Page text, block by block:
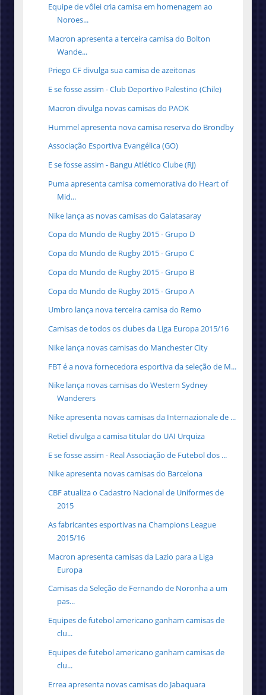
Equipe de vôlei cria camisa em homenagem ao
Noroes...
Macron apresenta a terceira camisa do Bolton
Wande...
Priego CF divulga sua camisa de azeitonas
E se fosse assim - Club Deportivo Palestino (Chile)
Macron divulga novas camisas do PAOK
Hummel apresenta nova camisa reserva do Brondby
Associação Esportiva Evangélica (GO)
E se fosse assim - Bangu Atlético Clube (RJ)
Puma apresenta camisa comemorativa do Heart of
Mid...
Nike lança as novas camisas do Galatasaray
Copa do Mundo de Rugby 2015 - Grupo D
Copa do Mundo de Rugby 2015 - Grupo C
Copa do Mundo de Rugby 2015 - Grupo B
Copa do Mundo de Rugby 2015 - Grupo A
Umbro lança nova terceira camisa do Remo
Camisas de todos os clubes da Liga Europa 2015/16
Nike lança novas camisas do Manchester City
FBT é a nova fornecedora esportiva da seleção de M...
Nike lança novas camisas do Western Sydney
Wanderers
Nike apresenta novas camisas da Internazionale de ...
Retiel divulga a camisa titular do UAI Urquiza
E se fosse assim - Real Associação de Futebol dos ...
Nike apresenta novas camisas do Barcelona
CBF atualiza o Cadastro Nacional de Uniformes de
2015
As fabricantes esportivas na Champions League
2015/16
Macron apresenta camisas da Lazio para a Liga
Europa
Camisas da Seleção de Fernando de Noronha a um
pas...
Equipes de futebol americano ganham camisas de
clu...
Equipes de futebol americano ganham camisas de
clu...
Errea apresenta novas camisas do Jabaquara